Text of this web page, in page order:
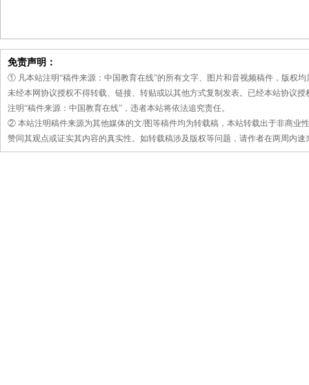
免责声明：
① 凡本站注明“稿件来源：中国教育在线”的所有文字、图片和音视频稿件，版权
未经本网协议授权不得转载、链接、转贴或以其他方式复制发表。已经本站协议
注明“稿件来源：中国教育在线”，违者本站将依法追究责任。
② 本站注明稿件来源为其他媒体的文/图等稿件均为转载稿，本站转载出于非商业
赞同其观点或证实其内容的真实性。如转载稿涉及版权等问题，请作者在两周内速